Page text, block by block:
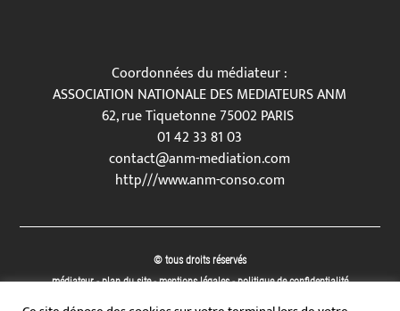
Coordonnées du médiateur :
ASSOCIATION NATIONALE DES MEDIATEURS ANM
62, rue Tiquetonne 75002 PARIS
01 42 33 81 03
contact@anm-mediation.com
http///www.anm-conso.com
© tous droits réservés
médiateur-plan du site-mentions légales-politique de confidentialité